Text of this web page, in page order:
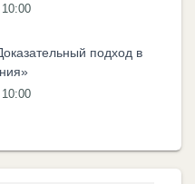
10:00
подход в
10:00